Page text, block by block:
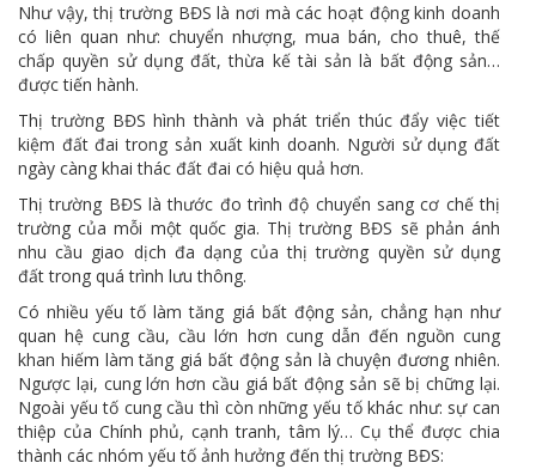
Như vậy, thị trường BĐS là nơi mà các hoạt động kinh doanh
có liên quan như: chuyển nhượng, mua bán, cho thuê, thế
chấp quyền sử dụng đất, thừa kế tài sản là bất động sản…
được tiến hành.
Thị trường BĐS hình thành và phát triển thúc đẩy việc tiết
kiệm đất đai trong sản xuất kinh doanh. Người sử dụng đất
ngày càng khai thác đất đai có hiệu quả hơn.
Thị trường BĐS là thước đo trình độ chuyển sang cơ chế thị
trường của mỗi một quốc gia. Thị trường BĐS sẽ phản ánh
nhu cầu giao dịch đa dạng của thị trường quyền sử dụng
đất trong quá trình lưu thông.
Có nhiều yếu tố làm tăng giá bất động sản, chẳng hạn như
quan hệ cung cầu, cầu lớn hơn cung dẫn đến nguồn cung
khan hiếm làm tăng giá bất động sản là chuyện đương nhiên.
Ngược lại, cung lớn hơn cầu giá bất động sản sẽ bị chững lại.
Ngoài yếu tố cung cầu thì còn những yếu tố khác như: sự can
thiệp của Chính phủ, cạnh tranh, tâm lý… Cụ thể được chia
thành các nhóm yếu tố ảnh hưởng đến thị trường BĐS: